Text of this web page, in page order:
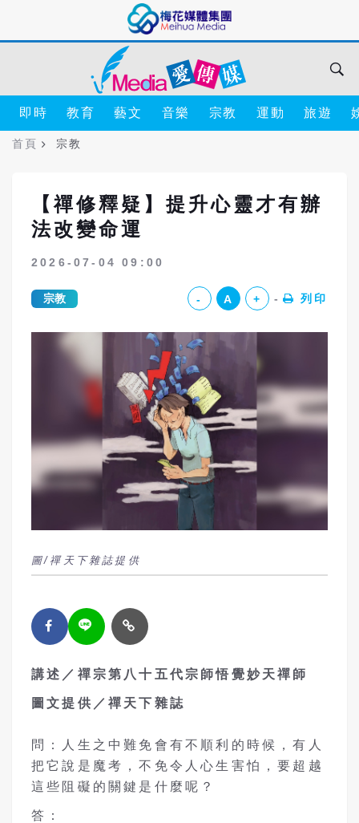
即時 教育 藝文 音樂 宗教 運動 旅遊
首頁 宗教
【禪修釋疑】提升心靈才有辦
法改變命運
2026-07-04 09:00
宗教 - A + 列印
圖/禪天下雜誌提供
講述／禪宗第八十五代宗師悟覺妙天禪師
圖文提供／禪天下雜誌
問：人生之中難免會有不順利的時候，有人
把它說是魔考，不免令人心生害怕，要超越
這些阻礙的關鍵是什麼呢？
答：